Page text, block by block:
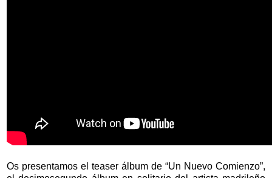
Os presentamos el teaser álbum de “Un Nuevo Comienzo”,